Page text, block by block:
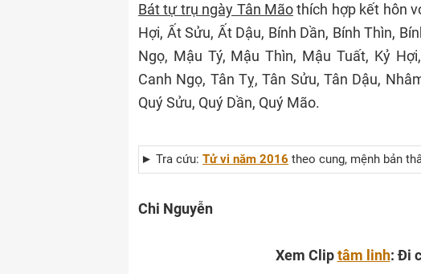
Bát tự trụ ngày Tân Mãothích hợp kết hôn
Hợi, Ất Sửu, Ất Dậu, Bính Dần, Bính Thìn,
Ngọ, Mậu Tý, Mậu Thìn, Mậu Tuất, Kỷ
Canh Ngọ, Tân Tỵ, Tân Sửu, Tân Dậu,
Quý Sửu, Quý Dần, Quý Mão.
► Tra cứu: Tử vi năm 2016 theo cung, mệnh bản
Chi Nguyễn
Xem Cliptâm linh: Đi